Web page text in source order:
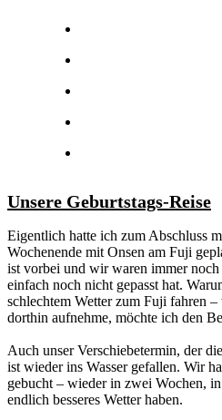
Unsere Geburtstags-Reise
Eigentlich hatte ich zum Abschluss
Wochenende mit Onsen am Fuji
ist vorbei und wir waren immer
einfach noch nicht gepasst hat.
schlechtem Wetter zum Fuji fahren
dorthin aufnehme, möchte ich den
Auch unser Verschiebetermin, der
ist wieder ins Wasser gefallen. Wir
gebucht – wieder in zwei Wochen,
endlich besseres Wetter haben.